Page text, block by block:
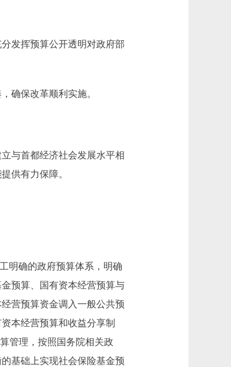
发挥预算公开透明对政府部
确保改革顺利实施。
与首都经济社会发展水平相
供有力保障。
明确的政府预算体系，明确
预算、国有资本经营预算与
营预算资金调入一般公共预
本经营预算和收益分享制
管理，按照国务院相关政
基础上实现社会保险基金预